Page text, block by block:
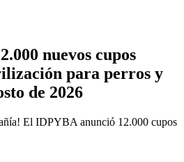
nuevos cupos
para perros y
de 2026
El IDPYBA anunció 12.000 cupos